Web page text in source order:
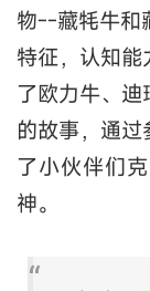
物--藏牦牛和
特征，认知
了欧力牛、
的故事，通
了小伙伴们
神。